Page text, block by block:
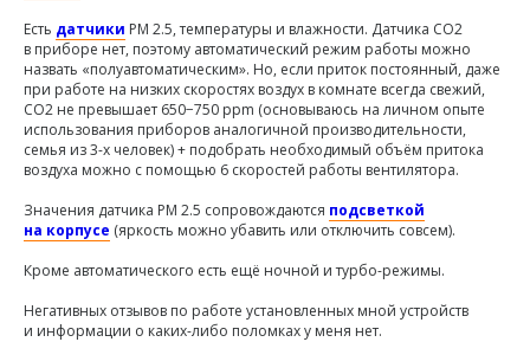
Есть датчики PM 2.5, температуры и влажности. Датчика CO2
в приборе нет, поэтому автоматический режим работы можно
назвать «полуавтоматическим». Но, если приток постоянный, даже
при работе на низких скоростях воздух в комнате всегда свежий,
CO2 не превышает 650−750 ppm (основываюсь на личном опыте
использования приборов аналогичной производительности,
семья из 3-х человек) + подобрать необходимый объём притока
воздуха можно с помощью 6 скоростей работы вентилятора.
Значения датчика PM 2.5 сопровождаются подсветкой
на корпусе (яркость можно убавить или отключить совсем).
Кроме автоматического есть ещё ночной и турбо-режимы.
Негативных отзывов по работе установленных мной устройств
и информации о каких-либо поломках у меня нет.